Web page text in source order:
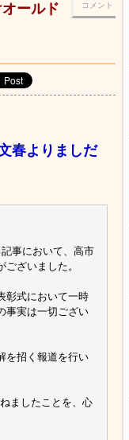
コメント
ールド
春よりましだ
事において、高市
ざいました。
彰式において一時
事実は一切ござい
を招く報道を行い
ましたことを、心